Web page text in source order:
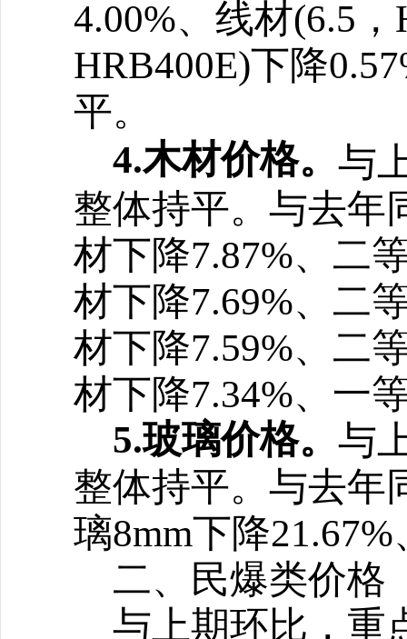
4.00%、线材(6.5
HRB400E)下降
平。
4.木材价格。 与
整体持平。 与去年
材下降7.87%、二
材下降7.69%、二
材下降7.59%、二
材下降7.34%、一
5.玻璃价格。 与
整体持平。 与去年
璃8mm下降
二、民爆类价格
与上期环比，重